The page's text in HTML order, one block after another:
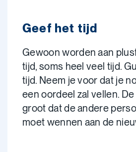
Geef het tijd
Gewoon worden aan
tijd, soms heel veel tijd.
tijd. Neem je voor dat je
een oordeel zal vellen.
groot dat de andere
moet wennen aan de